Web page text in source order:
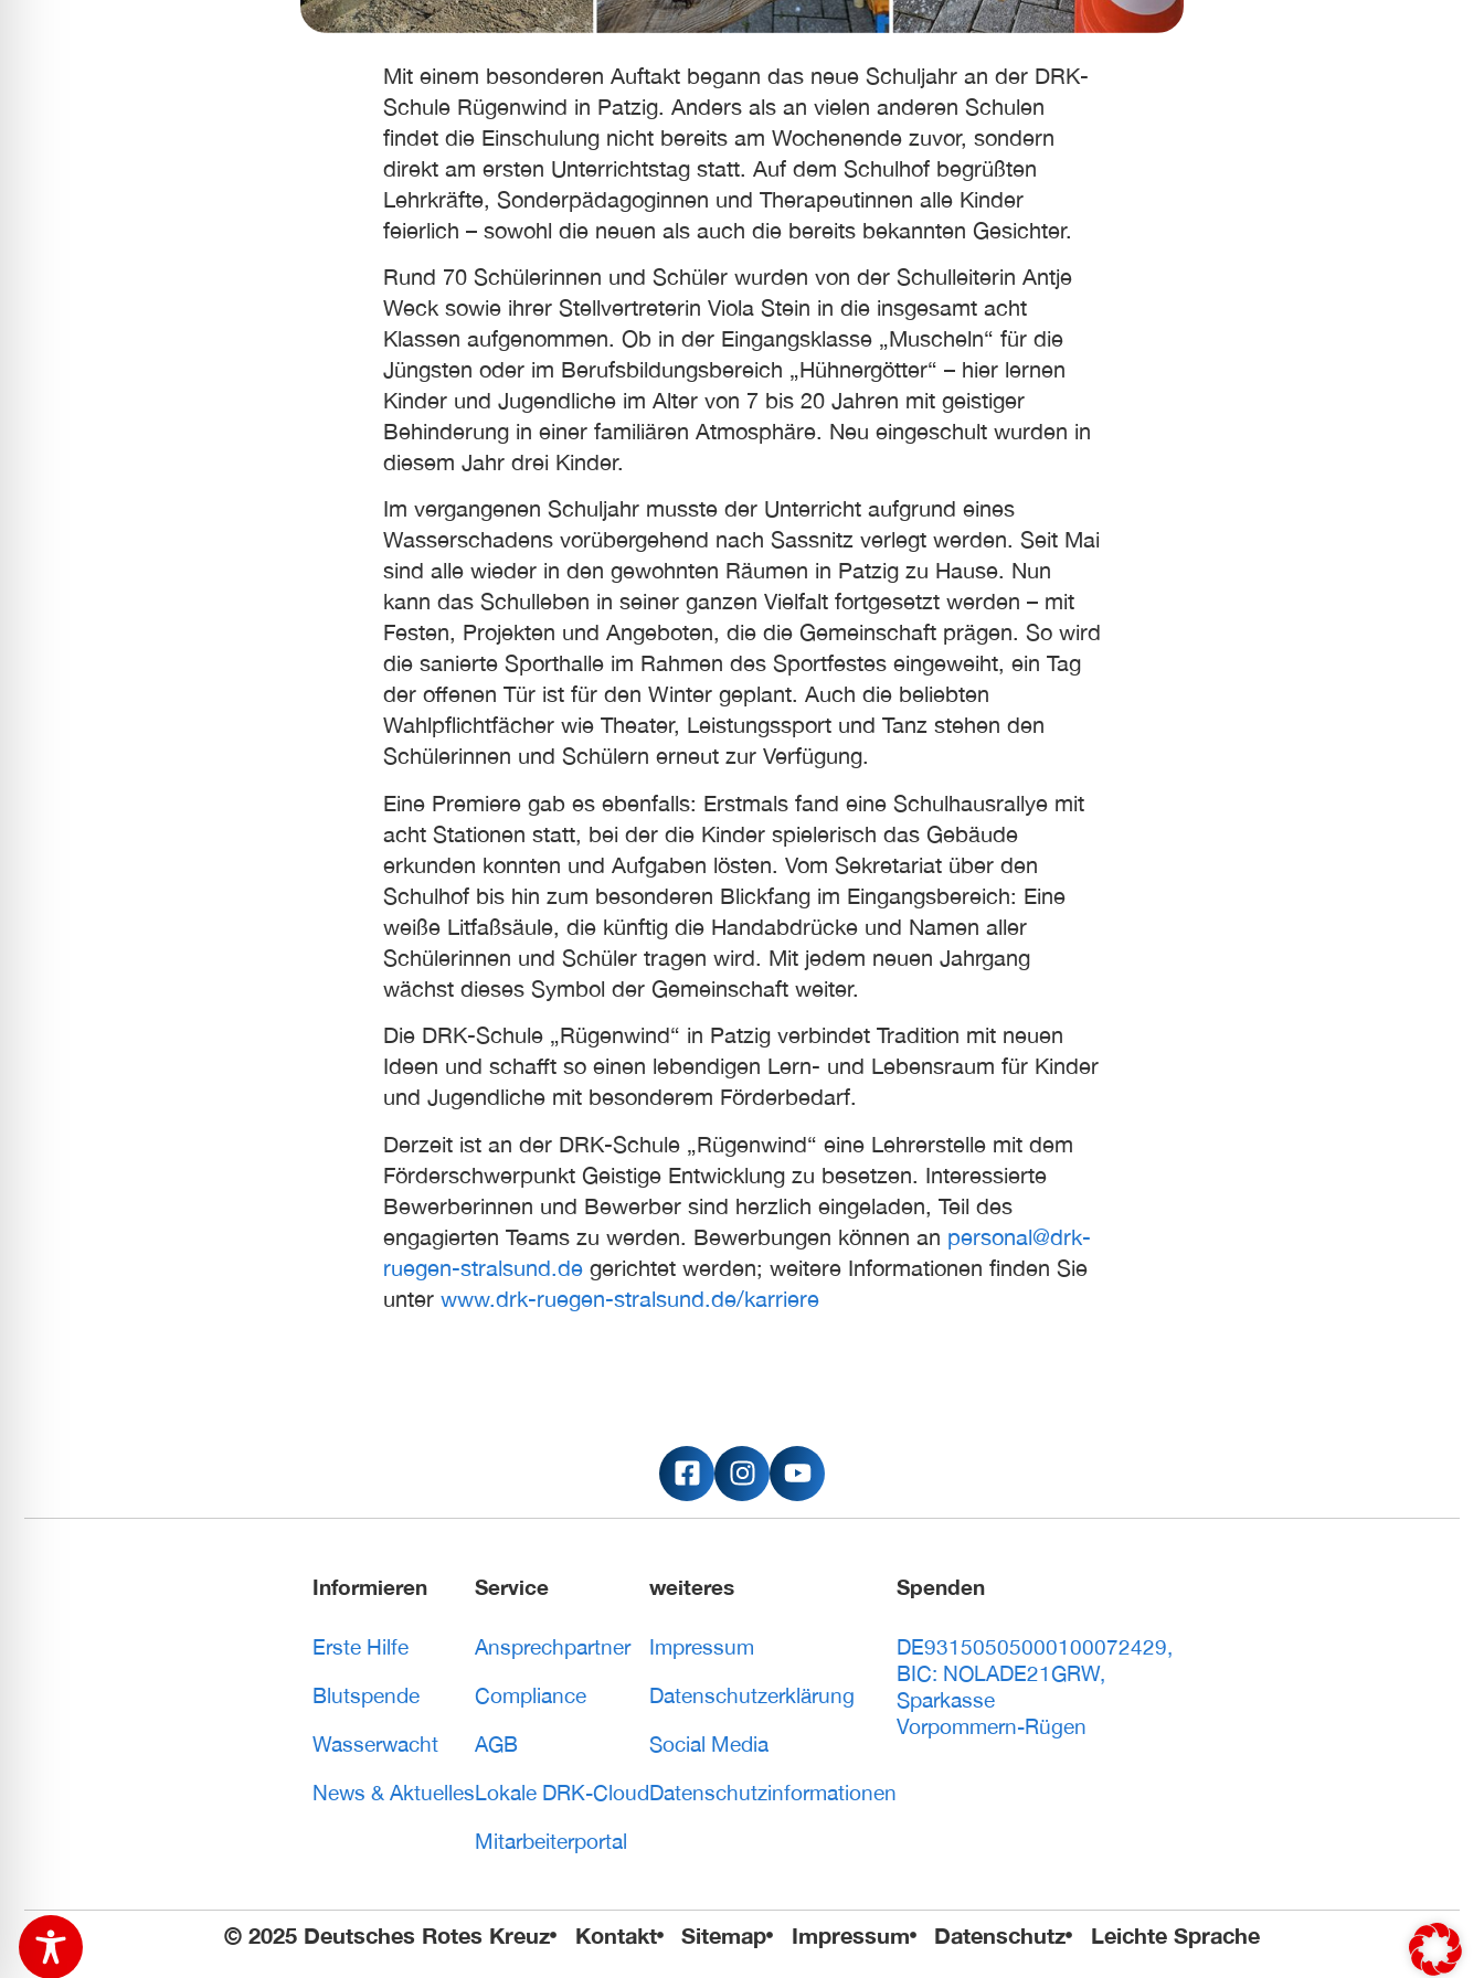
Mit einem besonderen Auftakt begann das neue Schuljahr an der DRK-
Schule Rügenwind in Patzig. Anders als an vielen anderen Schulen
findet die Einschulung nicht bereits am Wochenende zuvor, sondern
direkt am ersten Unterrichtstag statt. Auf dem Schulhof begrüßten
Lehrkräfte, Sonderpädagoginnen und Therapeutinnen alle Kinder
feierlich – sowohl die neuen als auch die bereits bekannten Gesichter.
Rund 70 Schülerinnen und Schüler wurden von der Schulleiterin Antje
Weck sowie ihrer Stellvertreterin Viola Stein in die insgesamt acht
Klassen aufgenommen. Ob in der Eingangsklasse „Muscheln“ für die
Jüngsten oder im Berufsbildungsbereich „Hühnergötter“ – hier lernen
Kinder und Jugendliche im Alter von 7 bis 20 Jahren mit geistiger
Behinderung in einer familiären Atmosphäre. Neu eingeschult wurden in
diesem Jahr drei Kinder.
Im vergangenen Schuljahr musste der Unterricht aufgrund eines
Wasserschadens vorübergehend nach Sassnitz verlegt werden. Seit Mai
sind alle wieder in den gewohnten Räumen in Patzig zu Hause. Nun
kann das Schulleben in seiner ganzen Vielfalt fortgesetzt werden – mit
Festen, Projekten und Angeboten, die die Gemeinschaft prägen. So wird
die sanierte Sporthalle im Rahmen des Sportfestes eingeweiht, ein Tag
der offenen Tür ist für den Winter geplant. Auch die beliebten
Wahlpflichtfächer wie Theater, Leistungssport und Tanz stehen den
Schülerinnen und Schülern erneut zur Verfügung.
Eine Premiere gab es ebenfalls: Erstmals fand eine Schulhausrallye mit
acht Stationen statt, bei der die Kinder spielerisch das Gebäude
erkunden konnten und Aufgaben lösten. Vom Sekretariat über den
Schulhof bis hin zum besonderen Blickfang im Eingangsbereich: Eine
weiße Litfaßsäule, die künftig die Handabdrücke und Namen aller
Schülerinnen und Schüler tragen wird. Mit jedem neuen Jahrgang
wächst dieses Symbol der Gemeinschaft weiter.
Die DRK-Schule „Rügenwind“ in Patzig verbindet Tradition mit neuen
Ideen und schafft so einen lebendigen Lern- und Lebensraum für Kinder
und Jugendliche mit besonderem Förderbedarf.
Derzeit ist an der DRK-Schule „Rügenwind“ eine Lehrerstelle mit dem
Förderschwerpunkt Geistige Entwicklung zu besetzen. Interessierte
Bewerberinnen und Bewerber sind herzlich eingeladen, Teil des
engagierten Teams zu werden. Bewerbungen können an personal@drk-
ruegen-stralsund.de gerichtet werden; weitere Informationen finden Sie
unter www.drk-ruegen-stralsund.de/karriere
Informieren
Erste Hilfe
Blutspende
Wasserwacht
News & Aktuelles
Service
Ansprechpartner
Compliance
AGB
Lokale DRK-Cloud
Mitarbeiterportal
weiteres
Impressum
Datenschutzerklärung
Social Media
Datenschutzinformationen
Spenden
DE93150505000100072429,
BIC: NOLADE21GRW,
Sparkasse
Vorpommern-Rügen
© 2025 Deutsches Rotes Kreuz Kontakt Sitemap Impressum Datenschutz Leichte Sprache